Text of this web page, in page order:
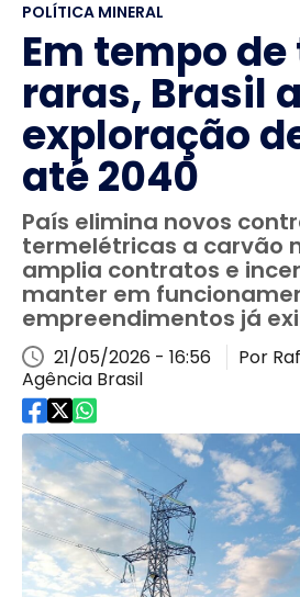
POLÍTICA MINERAL
Em tempo
raras, Brasil
exploração
até 2040
País elimina novos
termelétricas a carvão
amplia contratos e
manter em
empreendimentos já
21/05/2026 - 16:56
Por
Agência Brasil